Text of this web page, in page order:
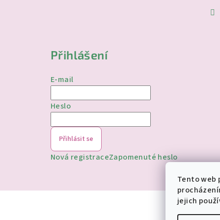
Tento web
jejich
Přihlášení
E-mail
Heslo
Přihlásit se
Nová registraceZapomenuté heslo